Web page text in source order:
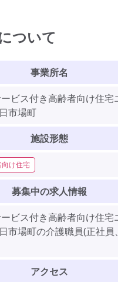
ついて
事業所名
ビス付き高齢者向け住宅
市場町
施設形態
け住宅
募集中の求人情報
ビス付き高齢者向け住宅
市場町の介護職員(正社員
アクセス